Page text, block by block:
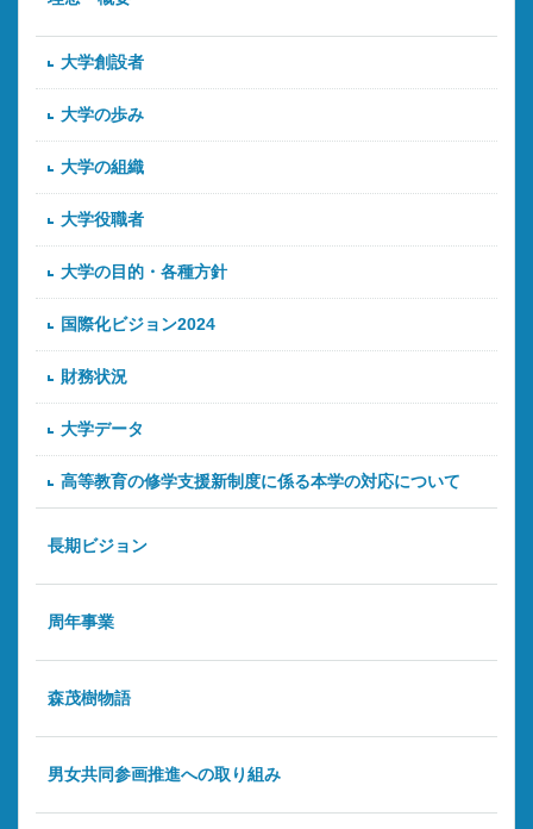
大学創設者
大学の歩み
大学の組織
大学役職者
大学の目的・各種方針
国際化ビジョン2024
財務状況
大学データ
高等教育の修学支援新制度に係る本学の対応について
長期ビジョン
周年事業
森茂樹物語
男女共同参画推進への取り組み